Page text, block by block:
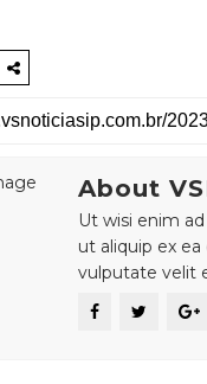
About
Ut wisi enim
ut aliquip ex
vulputate velit